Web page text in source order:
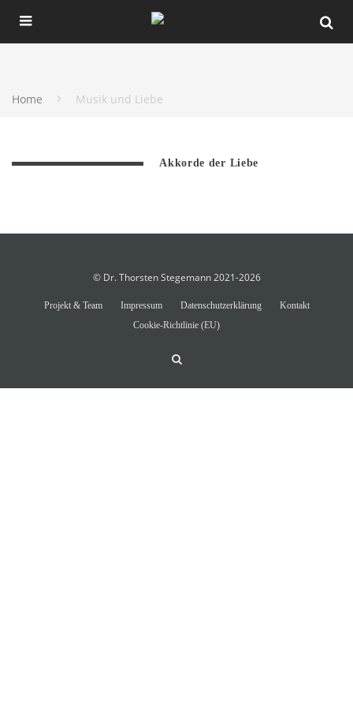
Home Musik und Liebe
Akkorde der Liebe
© Dr. Thorsten Stegemann 2021-2026
Projekt & Team Impressum Datenschutzerklärung
Kontakt
Cookie-Richtlinie (EU)